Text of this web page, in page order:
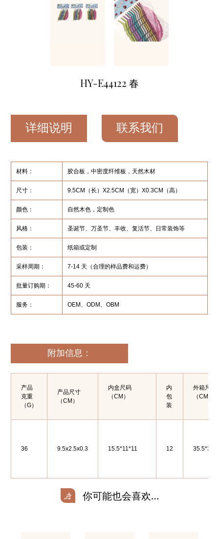
HY-E44122 春
详细说明 联系我们
材料： 胶合板，中密度纤维板，天然木材
尺寸： 9.5CM（长）X2.5CM（宽）X0.3CM（高）
颜色： 自然木色，定制色
风格： 圣诞节、万圣节、丰收、复活节、日常装饰等
包装： 纸箱或定制
采样周期： 7-14 天（合理的样品费和运费）
批量订购期： 45-60 天
服务： OEM、ODM、OBM
附加信息：
产品
克重
（G）
产品尺寸
（CM）
内盒尺码
（CM）
内
包
装
外箱尺码
（CM）
36 9.5x2.5x0.3 15.5*11*11 12
你可能也会喜欢…